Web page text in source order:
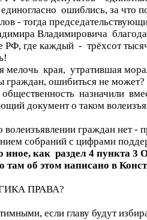
ошиблись, за что
- тогда
Владимировича
РФ, где каждый - трёхсот
мелочь края, утратившая
граждан, ошибиться не
назначили
документ о таком
граждан нет -
собраний с цифрами
иное, как раздел 4 пункта 3
там об этом написано в
ПРАВА?
если главу будут